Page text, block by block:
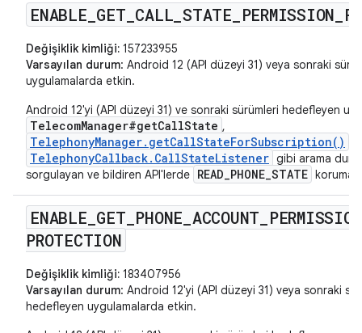
ENABLE GET CALL STATE PERMISSION
Değişiklik kimliği: 157233955
Varsayılan durum: Android 12 (API düzeyi 31) veya sonraki
uygulamalarda etkin.
Android 12'yi (API düzeyi 31) ve sonraki sürümleri hedefleyen
TelecomManager#getCallState ,
TelephonyManager.getCallStateForSubscription()
TelephonyCallback.CallStateListener gibi arama
sorgulayan ve bildiren API'lerde READ_PHONE_STATE
ENABLE GET PHONE ACCOUNT PERMISSION
PROTECTION
Değişiklik kimliği: 183407956
Varsayılan durum: Android 12'yi (API düzeyi 31) veya sonraki
hedefleyen uygulamalarda etkin.